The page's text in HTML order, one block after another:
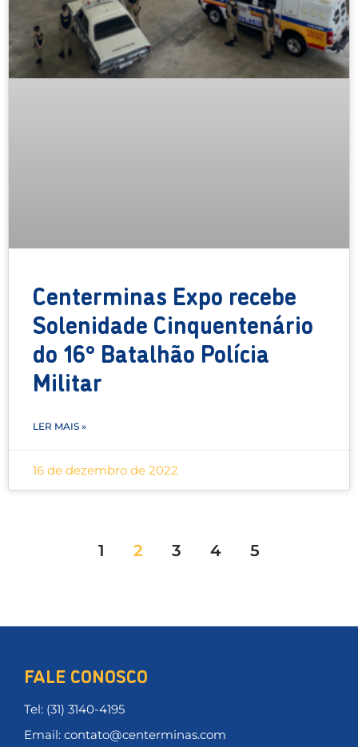
Centerminas Expo recebe
Solenidade Cinquentenário
do 16° Batalhão Polícia
Militar
LER MAIS »
16 de dezembro de 2022
1 2 3 4 5
FALE CONOSCO
Tel: (31) 3140-4195
Email: contato@centerminas.com